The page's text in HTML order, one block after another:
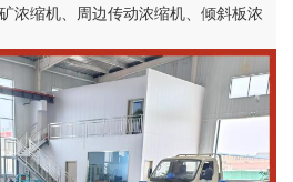
浓缩机、周边传动浓缩机、倾斜板浓